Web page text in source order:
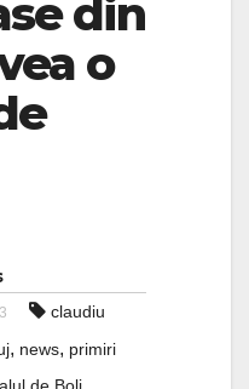
din
o
claudiu
, news, primiri